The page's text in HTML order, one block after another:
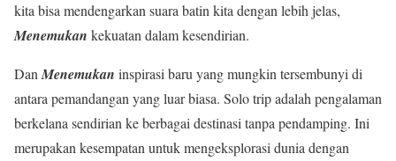
kita bisa mendengarkan suara batin kita dengan lebih jelas,
Menemukan kekuatan dalam kesendirian.
Dan Menemukan inspirasi baru yang mungkin tersembunyi di
antara pemandangan yang luar biasa. Solo trip adalah pengalaman
berkelana sendirian ke berbagai destinasi tanpa pendamping. Ini
merupakan kesempatan untuk mengeksplorasi dunia dengan